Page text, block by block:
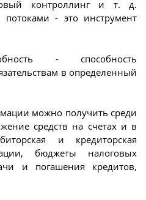
контроллинг и т. д.
- это инструмент
- способность
в определенный
можно получить среди
средств на счетах и в
и кредиторская
бюджеты налоговых
и погашения кредитов,